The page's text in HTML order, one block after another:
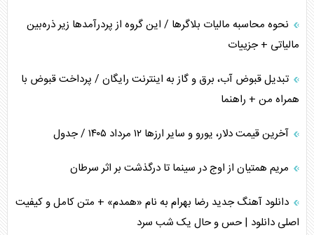
نحوه محاسبه مالیات بلاگر‌ها / این گروه از پردرآمد‌ها زیر ذره‌بین
مالیاتی + جزییات
تبدیل قبوض آب، برق و گاز به اینترنت رایگان / پرداخت قبوض با
همراه من + راهنما
آخرین قیمت دلار، یورو و سایر ارز‌ها ۱۲ مرداد ۱۴۰۵ / جدول
مریم همتیان از اوج در سینما تا درگذشت بر اثر سرطان
دانلود آهنگ جدید رضا بهرام به نام «همدم» + متن کامل و کیفیت
اصلی دانلود | حس و حال یک شب سرد